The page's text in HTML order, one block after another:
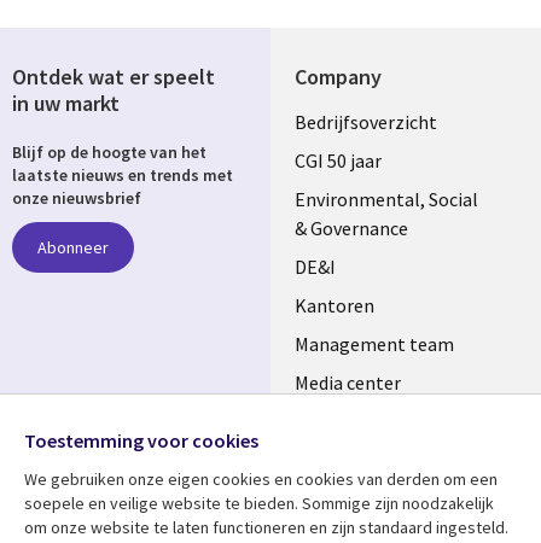
Company
Useful
links
NETHERLANDS
Bedrijfsoverzicht
CGI 50 jaar
Environmental, Social
& Governance
DE&I
Kantoren
Management team
Media center
Ontdek wat er speelt
in uw markt
Blijf op de hoogte van het
laatste nieuws en trends met
onze nieuwsbrief
Abonneer
Media
NETHERLANDS
Toestemming voor cookies
We gebruiken onze eigen cookies en cookies van derden om een ​​
soepele en veilige website te bieden. Sommige zijn noodzakelijk
om onze website te laten functioneren en zijn standaard ingesteld.